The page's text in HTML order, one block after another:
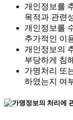
개인정보를
목적과 관련
개인정보를
추가적인 이
개인정보의
부당하게 침
가명처리 또
하였는지 여